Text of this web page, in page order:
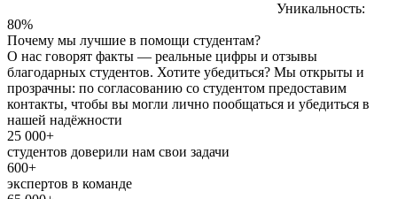
Уникальность:
80%
Почему мы лучшие в помощи студентам?
О нас говорят факты — реальные цифры и отзывы
благодарных студентов. Хотите убедиться? Мы открыты и
прозрачны: по согласованию со студентом предоставим
контакты, чтобы вы могли лично пообщаться и убедиться в
нашей надёжности
25 000+
студентов доверили нам свои задачи
600+
экспертов в команде